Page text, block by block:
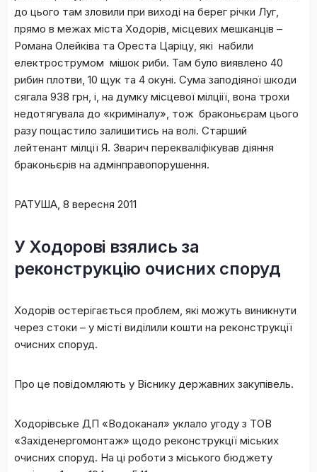
до цього там зловили при виході на берег річки Луг,
прямо в межах міста Ходорів, місцевих мешканців –
Романа Олейківа та Ореста Царіцу, які набили
електрострумом мішок риби. Там було виявлено 40
рибин плотви, 10 щук та 4 окуні. Сума заподіяної шкоди
сягала 938 грн, і, на думку місцевої мілціії, вона трохи
недотягувала до «криміналу», тож браконьєрам цього
разу пощастило залишитись на волі. Старший
лейтенант мілції Я. Зварич перекваліфікував діяння
браконьєрів на адмінправопорушення.
РАТУША, 8 вересня 2011
У Ходорові взялись за
реконструкцію очисних споруд
Ходорів остерігається проблем, які можуть виникнути
через стоки – у місті виділили кошти на реконструкції
очисних споруд.
Про це повідомляють у Віснику державних закупівель.
Ходорівське ДП «Водоканал» уклало угоду з ТОВ
«Західенергомонтаж» щодо реконструкції міських
очисних споруд. На ці роботи з міського бюджету